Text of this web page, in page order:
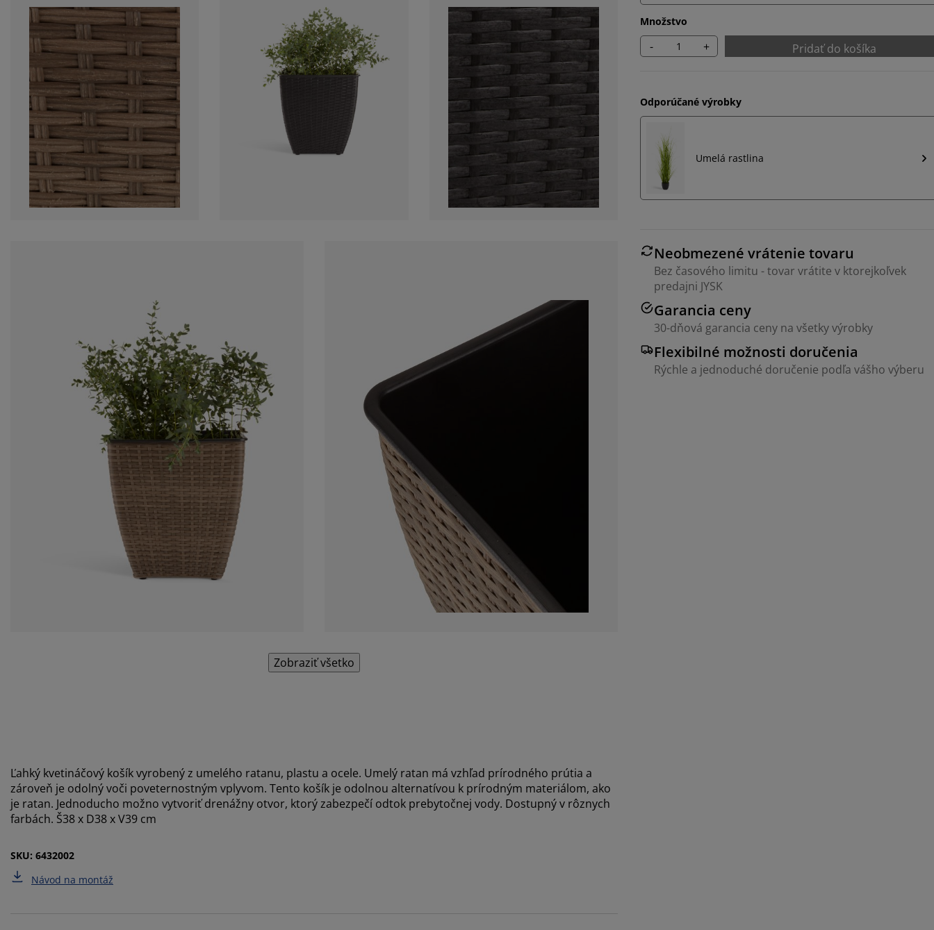
Zobraziť všetko
Množstvo
- + Pridať do košíka
Odporúčané výrobky
Umelá rastlina
Neobmezené vrátenie tovaru
Bez časového limitu - tovar vrátite v ktorejkoľvek
predajni JYSK
Garancia ceny
30-dňová garancia ceny na všetky výrobky
Flexibilné možnosti doručenia
Rýchle a jednoduché doručenie podľa vášho výberu
Ľahký kvetináčový košík vyrobený z umelého ratanu, plastu a ocele. Umelý ratan má vzhľad prírodného prútia a
zároveň je odolný voči poveternostným vplyvom. Tento košík je odolnou alternatívou k prírodným materiálom, ako
je ratan. Jednoducho možno vytvoriť drenážny otvor, ktorý zabezpečí odtok prebytočnej vody. Dostupný v rôznych
farbách. Š38 x D38 x V39 cm
SKU: 6432002
Návod na montáž